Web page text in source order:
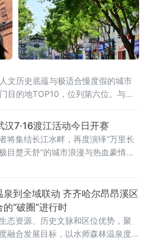
文历史底蕴与极适合慢度假的城市
目的地TOP10，位列第六位。与此
的品牌在这个夏天格外耀眼。“天然
持续“炙烤”模式，哈尔滨的清凉堪
汉7·16渡江活动今日开赛
将集结长江水畔，再度演绎“万里长
目楚天舒”的城市浪漫与热血豪情。
与性。参赛选手均在武昌汉阳门1号
水，个人抢渡长江挑战赛至汉阳南
全程游程约1800米，经过十
泉到全域联动 齐齐哈尔昂昂溪区
“破圈”进行时
态资源、历史文脉和区位优势，聚
融合发展目标，以水师森林温泉度